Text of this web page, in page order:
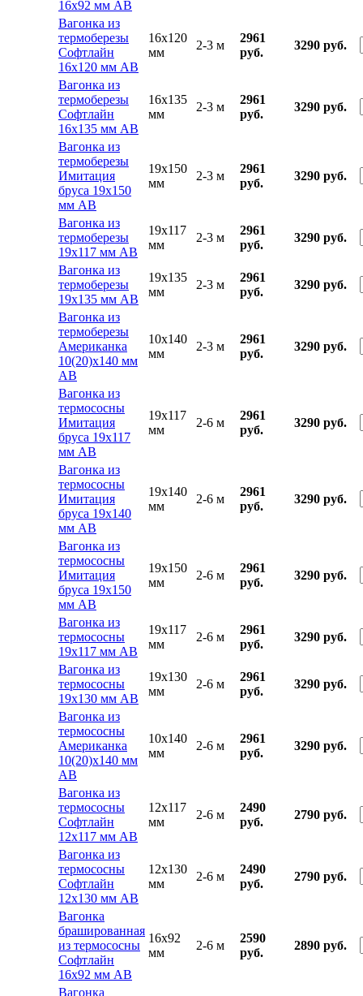
16х92 мм АВ
Вагонка из
термоберезы
Софтлайн
16х120 мм АВ
16x120
мм
2-3 м
2961
руб.
3290 руб.
Вагонка из
термоберезы
Софтлайн
16х135 мм АВ
16x135
мм
2-3 м
2961
руб.
3290 руб.
Вагонка из
термоберезы
Имитация
бруса 19х150
мм АВ
19x150
мм
2-3 м
2961
руб.
3290 руб.
Вагонка из
термоберезы
19х117 мм АВ
19x117
мм
2-3 м
2961
руб.
3290 руб.
Вагонка из
термоберезы
19х135 мм АВ
19x135
мм
2-3 м
2961
руб.
3290 руб.
Вагонка из
термоберезы
Американка
10(20)х140 мм
АВ
10x140
мм
2-3 м
2961
руб.
3290 руб.
Вагонка из
термососны
Имитация
бруса 19х117
мм АВ
19x117
мм
2-6 м
2961
руб.
3290 руб.
Вагонка из
термососны
Имитация
бруса 19х140
мм АВ
19x140
мм
2-6 м
2961
руб.
3290 руб.
Вагонка из
термососны
Имитация
бруса 19х150
мм АВ
19x150
мм
2-6 м
2961
руб.
3290 руб.
Вагонка из
термососны
19х117 мм АВ
19x117
мм
2-6 м
2961
руб.
3290 руб.
Вагонка из
термососны
19х130 мм АВ
19x130
мм
2-6 м
2961
руб.
3290 руб.
Вагонка из
термососны
Американка
10(20)х140 мм
АВ
10x140
мм
2-6 м
2961
руб.
3290 руб.
Вагонка из
термососны
Софтлайн
12х117 мм АВ
12x117
мм
2-6 м
2490
руб.
2790 руб.
Вагонка из
термососны
Софтлайн
12х130 мм АВ
12x130
мм
2-6 м
2490
руб.
2790 руб.
Вагонка
брашированная
из термососны
Софтлайн
16х92 мм АВ
16x92
мм
2-6 м
2590
руб.
2890 руб.
Вагонка